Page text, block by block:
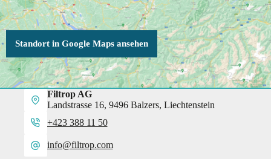
Standort in Google Maps ansehen
Filtrop AG
Landstrasse 16, 9496 Balzers, Liechtenstein
+423 388 11 50
info@filtrop.com